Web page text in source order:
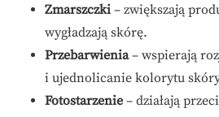
Zmarszczki – zwiększają
wygładzają skórę.
Przebarwienia– wspierają
i ujednolicanie kolorytu
Fotostarzenie – działają